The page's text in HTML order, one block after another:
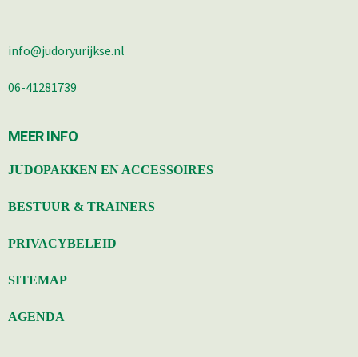
info@judoryurijkse.nl
06-41281739
MEER INFO
JUDOPAKKEN EN ACCESSOIRES
BESTUUR & TRAINERS
PRIVACYBELEID
SITEMAP
AGENDA